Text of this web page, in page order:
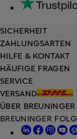
HILFE & KONTAKT
HÄUFIGE FRAGEN
SERVICE
VERSAND
SICHERHEIT
ZAHLUNGSARTEN
ÜBER BREUNINGER
BREUNINGER